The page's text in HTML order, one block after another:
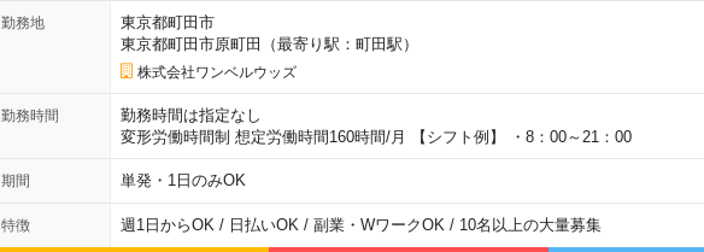
勤務地
東京都町田市
東京都町田市原町田（最寄り駅：町田駅）
株式会社ワンベルウッズ
勤務時間
勤務時間は指定なし
変形労働時間制 想定労働時間160時間/月 【シフト例】 ・8：00～21：00
期間 単発・1日のみOK
特徴 週1日からOK / 日払いOK / 副業・WワークOK / 10名以上の大量募集